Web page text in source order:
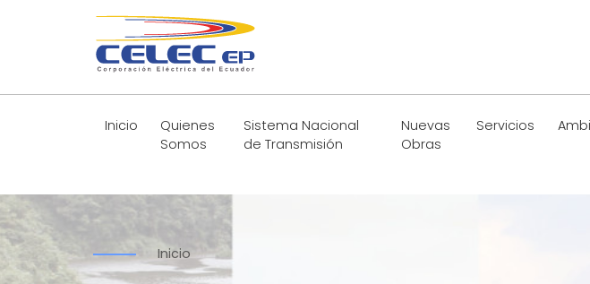
Inicio
Quienes
Somos
Sistema Nacional
de Transmisión
Nuevas
Obras
Servicios
Inicio